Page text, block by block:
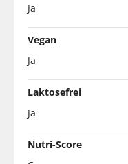
Ja
Vegan
Ja
Laktosefrei
Ja
Nutri-Score